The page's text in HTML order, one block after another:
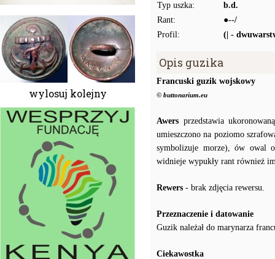
wylosuj kolejny
Typ uszka:
b.d.
Rant:
●--/
Profil:
(| -
Opis guzika
Francuski guzik wojskowy
© buttonarium.eu
Awers przedstawia
umieszczono na poziomo
symbolizuje morze), ów owal
widnieje wypukły rant również
Rewers - brak zdjęcia rewersu.
Przeznaczenie i datowanie
Guzik należał do marynarza
Ciekawostka